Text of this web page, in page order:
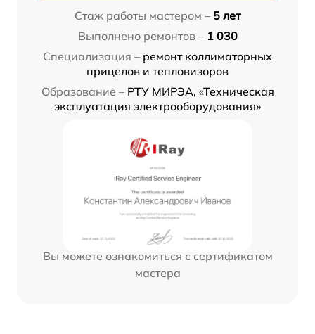
Стаж работы мастером – 5 лет
Выполнено ремонтов – 1 030
Специализация – ремонт коллиматорных
прицелов и тепловизоров
Образование – РТУ МИРЭА, «Техническая
эксплуатация электрооборудования»
Вы можете ознакомиться с сертификатом
мастера